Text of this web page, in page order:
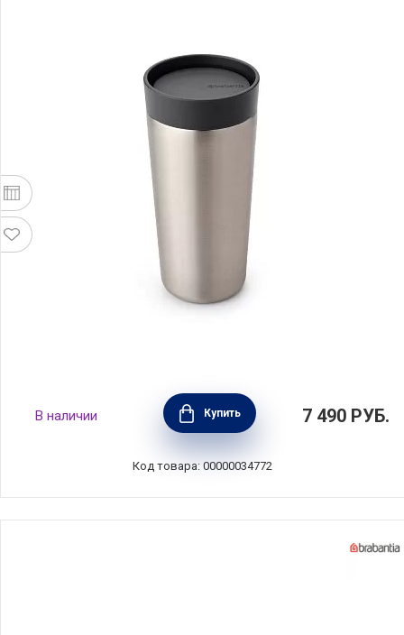
Термокружка Make & Take 360 мл, тёмно-
серый, нержавеющая сталь + пластик,
Brabantia, 228681
В наличии Купить 7 490 РУБ.
Код товара: 00000034772